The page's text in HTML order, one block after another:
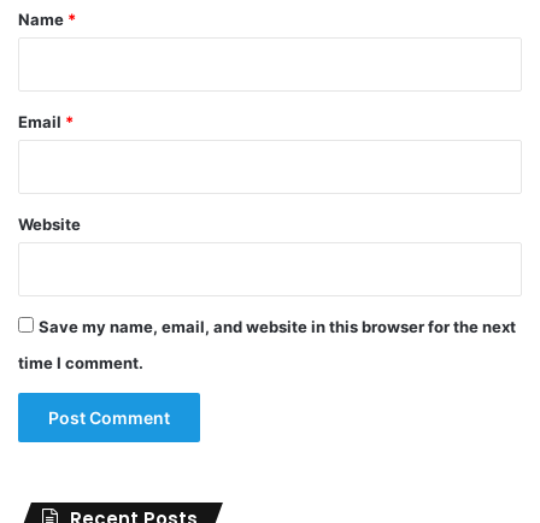
*
Name *
Email *
Website
Save my name, email, and website in this browser for the next
time I comment.